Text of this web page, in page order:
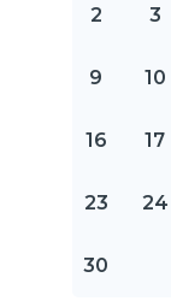
2 3
9 10
16 17
23 24
30